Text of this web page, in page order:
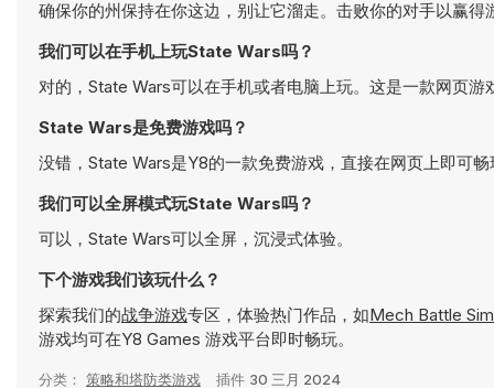
确保你的州保持在你这边，别让它溜走。击败你的对手以赢
我们可以在手机上玩State Wars吗？
对的，State Wars可以在手机或者电脑上玩。这是一款网页游
State Wars是免费游戏吗？
没错，State Wars是Y8的一款免费游戏，直接在网页上即可畅
我们可以全屏模式玩State Wars吗？
可以，State Wars可以全屏，沉浸式体验。
下个游戏我们该玩什么？
探索我们的战争游戏专区，体验热门作品，如Mech Battle
游戏均可在Y8 Games 游戏平台即时畅玩。
分类： 策略和塔防类游戏 插件 30 三月 2024